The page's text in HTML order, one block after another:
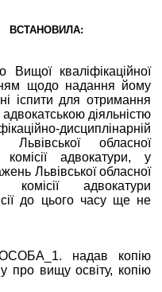
ВСТАНОВИЛА:
кваліфікаційної
щодо надання йому
іспити для отримання
діяльністю
дисциплінарній
Львівської обласної
комісії адвокатури, у
Львівської обласної
комісії адвокатури
до цього часу ще не
надав копію
про вищу освіту, копію